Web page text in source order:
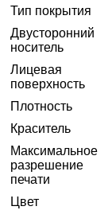
Тип покрытия
Двусторонний
носитель
Лицевая
поверхность
Плотность
Краситель
Максимальное
разрешение
печати
Цвет